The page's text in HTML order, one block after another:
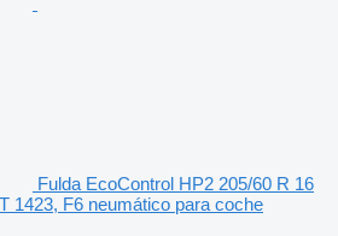
Fulda EcoControl HP2 205/60 R 16
1423, F6 neumático para coche